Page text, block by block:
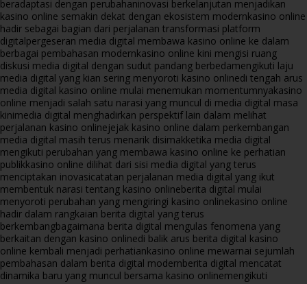
beradaptasi dengan perubahaninovasi berkelanjutan menjadikan
kasino online semakin dekat dengan ekosistem modernkasino online
hadir sebagai bagian dari perjalanan transformasi platform
digitalpergeseran media digital membawa kasino online ke dalam
berbagai pembahasan modernkasino online kini mengisi ruang
diskusi media digital dengan sudut pandang berbedamengikuti laju
media digital yang kian sering menyoroti kasino onlinedi tengah arus
media digital kasino online mulai menemukan momentumnyakasino
online menjadi salah satu narasi yang muncul di media digital masa
kinimedia digital menghadirkan perspektif lain dalam melihat
perjalanan kasino onlinejejak kasino online dalam perkembangan
media digital masih terus menarik disimakketika media digital
mengikuti perubahan yang membawa kasino online ke perhatian
publikkasino online dilihat dari sisi media digital yang terus
menciptakan inovasicatatan perjalanan media digital yang ikut
membentuk narasi tentang kasino onlineberita digital mulai
menyoroti perubahan yang mengiringi kasino onlinekasino online
hadir dalam rangkaian berita digital yang terus
berkembangbagaimana berita digital mengulas fenomena yang
berkaitan dengan kasino onlinedi balik arus berita digital kasino
online kembali menjadi perhatiankasino online mewarnai sejumlah
pembahasan dalam berita digital modernberita digital mencatat
dinamika baru yang muncul bersama kasino onlinemengikuti